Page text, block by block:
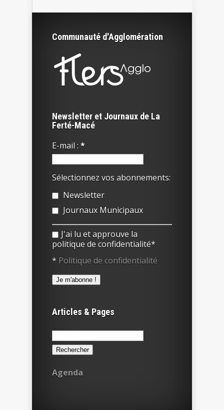
Communauté d'Agglomération
Newsletter et Journaux de La
Ferté-Macé
E-mail : *
Sélectionnez vos abonnements:
Newsletter
Journaux Municipaux
J'ai lu et approuve la
politique de confidentialité*
* Politique de confidentialité
Articles & Pages
Rechercher :
Agenda